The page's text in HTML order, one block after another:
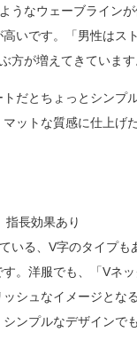
うなウェーブライン
いです。「男性は
方が増えてきています
だとちょっとシンプ
ットな質感に仕上
指長効果あり
いる、V字のタイプ
。洋服でも、「Vネ
シュなイメージとな
ンプルなデザインで